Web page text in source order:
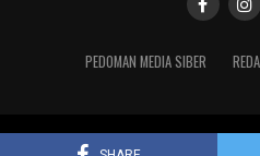
PEDOMAN MEDIA SIBER
Copyright © 2019 Barakati.ID